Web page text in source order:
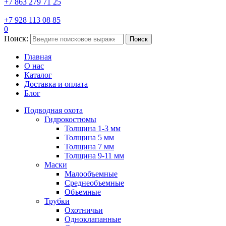
+7 863 279 71 25
+7 928 113 08 85
0
Поиск:
Поиск
Главная
О нас
Каталог
Доставка и оплата
Блог
Подводная охота
Гидрокостюмы
Толщина 1-3 мм
Толщина 5 мм
Толщина 7 мм
Толщина 9-11 мм
Маски
Малообъемные
Среднеобъемные
Объемные
Трубки
Охотничьи
Одноклапанные